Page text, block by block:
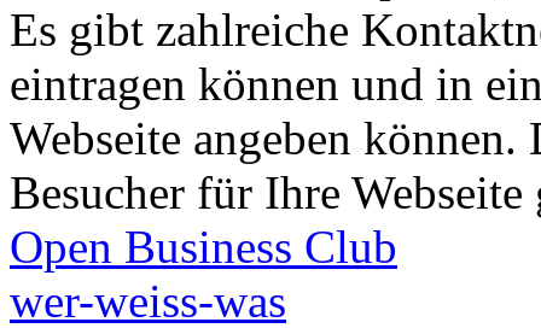
Es gibt zahlreiche
eintragen können und in
Webseite angeben
Besucher für Ihre
Open Business Club
wer-weiss-was